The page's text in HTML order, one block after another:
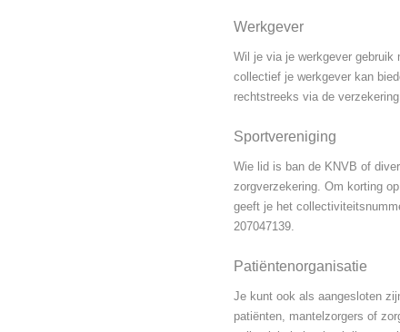
Werkgever
Wil je via je werkgever gebruik
collectief je werkgever kan
rechtstreeks via de
Sportvereniging
Wie lid is ban de KNVB of
zorgverzekering. Om korting
geeft je het
207047139.
Patiëntenorganisatie
Je kunt ook als aangesloten
patiënten, mantelzorgers of